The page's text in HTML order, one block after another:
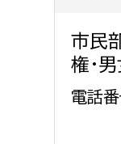
市民
権・
電話